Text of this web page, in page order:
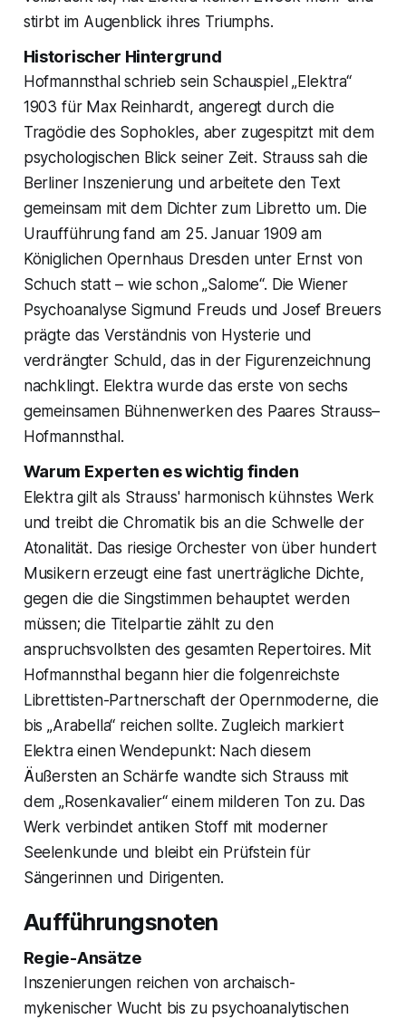
stirbt im Augenblick ihres Triumphs.
Historischer Hintergrund
Hofmannsthal schrieb sein Schauspiel „Elektra“
1903 für Max Reinhardt, angeregt durch die
Tragödie des Sophokles, aber zugespitzt mit dem
psychologischen Blick seiner Zeit. Strauss sah die
Berliner Inszenierung und arbeitete den Text
gemeinsam mit dem Dichter zum Libretto um. Die
Uraufführung fand am 25. Januar 1909 am
Königlichen Opernhaus Dresden unter Ernst von
Schuch statt – wie schon „Salome“. Die Wiener
Psychoanalyse Sigmund Freuds und Josef Breuers
prägte das Verständnis von Hysterie und
verdrängter Schuld, das in der Figurenzeichnung
nachklingt. Elektra wurde das erste von sechs
gemeinsamen Bühnenwerken des Paares Strauss–
Hofmannsthal.
Warum Experten es wichtig finden
Elektra gilt als Strauss' harmonisch kühnstes Werk
und treibt die Chromatik bis an die Schwelle der
Atonalität. Das riesige Orchester von über hundert
Musikern erzeugt eine fast unerträgliche Dichte,
gegen die die Singstimmen behauptet werden
müssen; die Titelpartie zählt zu den
anspruchsvollsten des gesamten Repertoires. Mit
Hofmannsthal begann hier die folgenreichste
Librettisten-Partnerschaft der Opernmoderne, die
bis „Arabella“ reichen sollte. Zugleich markiert
Elektra einen Wendepunkt: Nach diesem
Äußersten an Schärfe wandte sich Strauss mit
dem „Rosenkavalier“ einem milderen Ton zu. Das
Werk verbindet antiken Stoff mit moderner
Seelenkunde und bleibt ein Prüfstein für
Sängerinnen und Dirigenten.
Aufführungsnoten
Regie-Ansätze
Inszenierungen reichen von archaisch-
mykenischer Wucht bis zu psychoanalytischen